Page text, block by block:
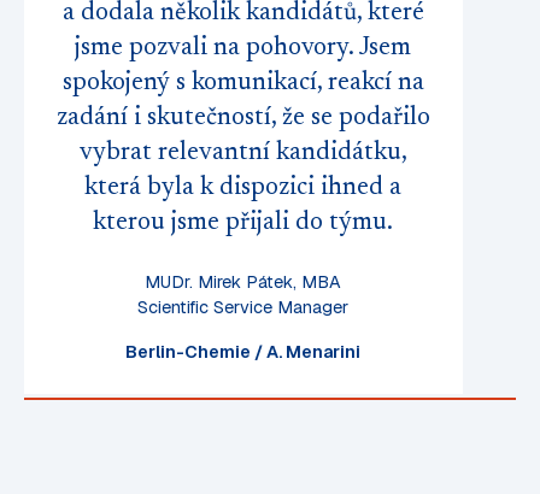
a dodala několik kandidátů, které
jsme pozvali na pohovory. Jsem
spokojený s komunikací, reakcí na
zadání i skutečností, že se podařilo
vybrat relevantní kandidátku,
která byla k dispozici ihned a
kterou jsme přijali do týmu.
MUDr. Mirek Pátek, MBA
Scientific Service Manager
Berlin-Chemie / A. Menarini